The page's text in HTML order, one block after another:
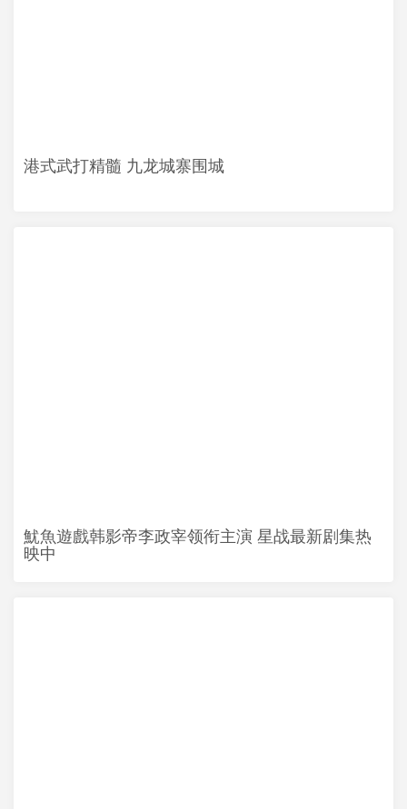
港式武打精髓 九龙城寨围城
魷魚遊戲韩影帝李政宰领衔主演 星战最新剧集热
映中